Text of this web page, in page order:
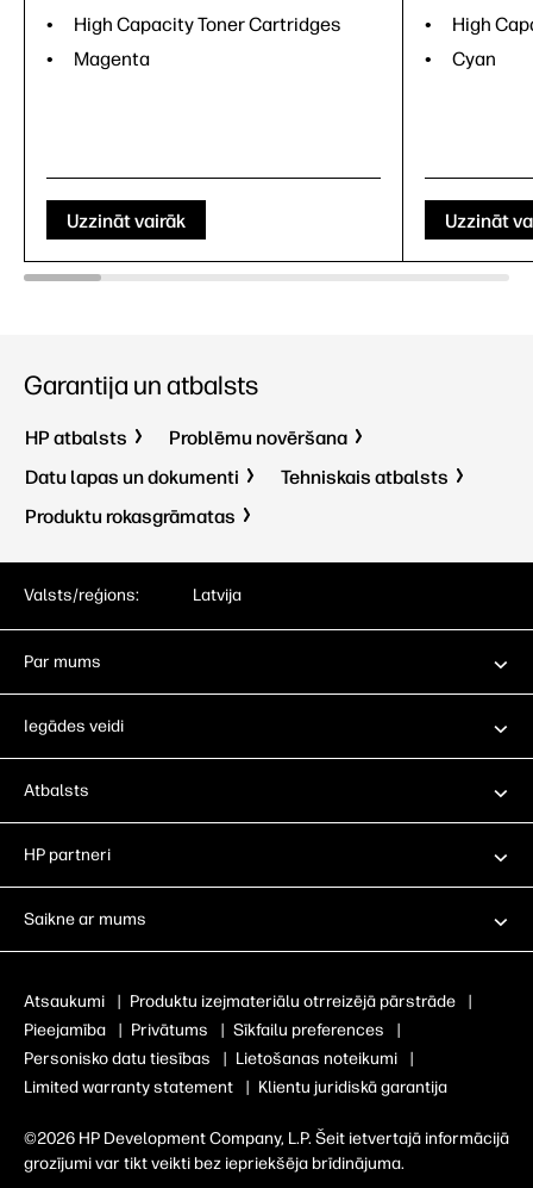
High Capacity Toner Cartridges
Magenta
Uzzināt vairāk
High
Cyan
Uzzināt
Garantija un atbalsts
HP atbalsts
Problēmu novēršana
Datu lapas un dokumenti
Tehniskais atbalsts
Produktu rokasgrāmatas
Valsts/reģions: Latvija
Par mums
Iegādes veidi
Atbalsts
HP partneri
Saikne ar mums
Atsaukumi | Produktu izejmateriālu otrreizējā pārstrāde
|
Pieejamība
| Privātums | Sīkfailu preferences
|
Personisko datu tiesības
| Lietošanas noteikumi
|
Limited warranty statement
| Klientu juridiskā garantija
©2026 HP Development Company, L.P. Šeit ietvertajā informācijā
grozījumi var tikt veikti bez iepriekšēja brīdinājuma.